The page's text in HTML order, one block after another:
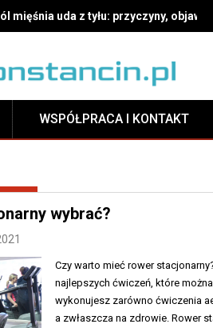
mięśnia uda z tyłu: przyczyny, objawy i
WSPÓŁPRACA I KONTAKT
wybrać?
Czy warto mieć rower
najlepszych ćwiczeń, które
wykonujesz zarówno ćwiczenia
a zwłaszcza na zdrowie. Rower